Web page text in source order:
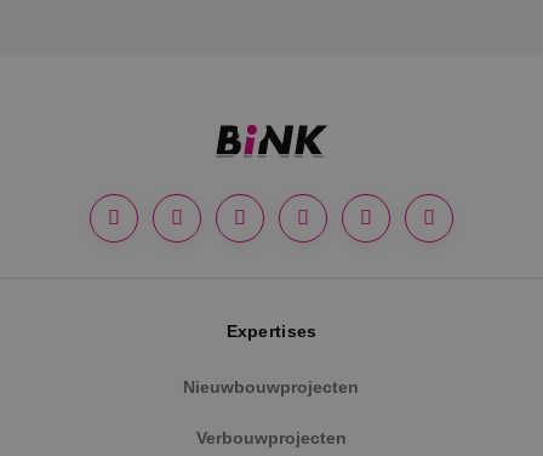
Expertises
Nieuwbouwprojecten
Verbouwprojecten